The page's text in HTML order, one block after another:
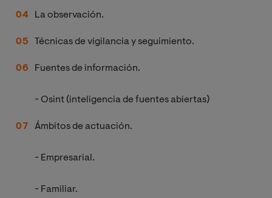
La observación.
Técnicas de vigilancia y seguimiento.
Fuentes de información.
- Osint (inteligencia de fuentes abiertas)
Ámbitos de actuación.
- Empresarial.
- Familiar.